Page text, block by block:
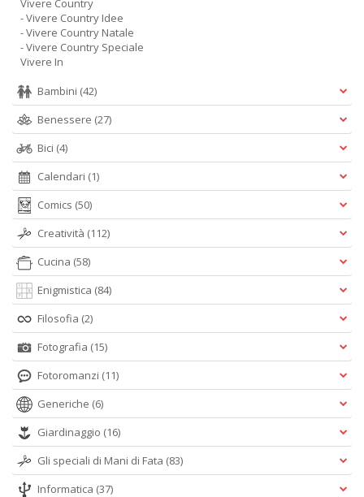
Vivere Country
- Vivere Country Idee
- Vivere Country Natale
- Vivere Country Speciale
Vivere In
Bambini (42)
Benessere (27)
Bici (4)
Calendari (1)
Comics (50)
Creatività (112)
Cucina (58)
Enigmistica (84)
Filosofia (2)
Fotografia (15)
Fotoromanzi (11)
Generiche (6)
Giardinaggio (16)
Gli speciali di Mani di Fata (83)
Informatica (37)